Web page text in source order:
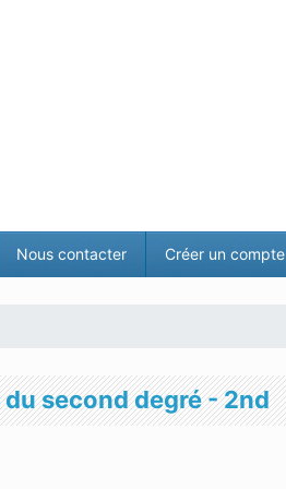
Nous contacter Créer un compte
second degré - 2nd